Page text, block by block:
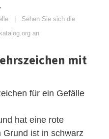
Sehen Sie sich die
an
mit
für ein Gefälle
hat eine rote
ist in schwarz